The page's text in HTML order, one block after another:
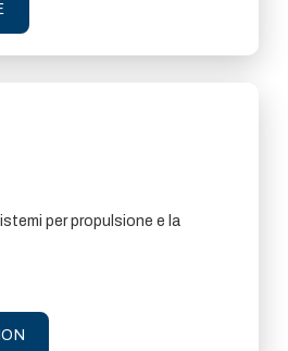
per propulsione e la